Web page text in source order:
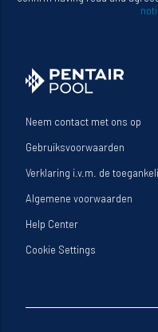
Neem contact met ons op
Gebruiksvoorwaarden
Verklaring i.v.m. de
Algemene voorwaarden
Help Center
Cookie Settings